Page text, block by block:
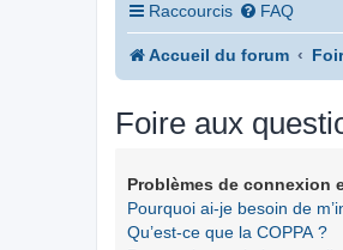
Raccourcis FAQ
Accueil du forum
Foire aux
Problèmes de connexion
Pourquoi ai-je besoin de
Qu’est-ce que la COPPA ?